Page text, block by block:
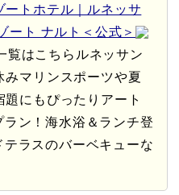
ートホテル｜ルネッサ
ート ナルト＜公式＞
覧はこちらルネッサン
みマリンスポーツや夏
題にもぴったりアート
ン！海水浴＆ランチ登
ラスのバーベキューな